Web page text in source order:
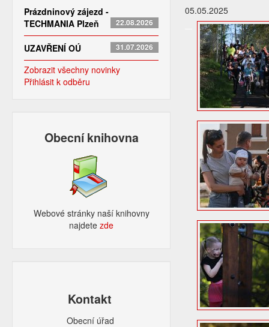
Prázdninový zájezd -
TECHMANIA Plzeň
22.08.2026
UZAVŘENÍ OÚ 31.07.2026
Zobrazit všechny novinky
Přihlásit k odběru
Obecní knihovna
Webové stránky naší knihovny
najdetezde​
Kontakt
Obecní úřad
05.05.2025